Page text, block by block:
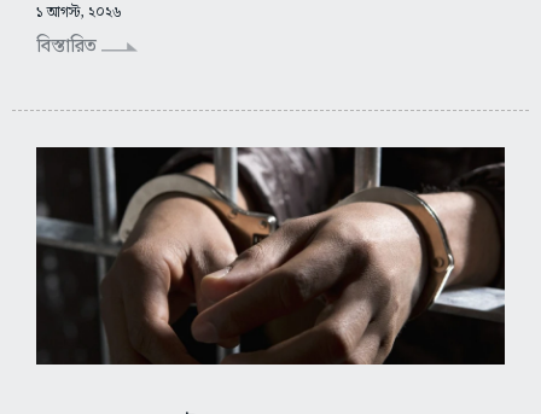
১ আগস্ট, ২০২৬
বিস্তারিত